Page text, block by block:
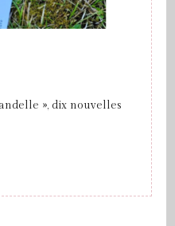
», dix nouvelles